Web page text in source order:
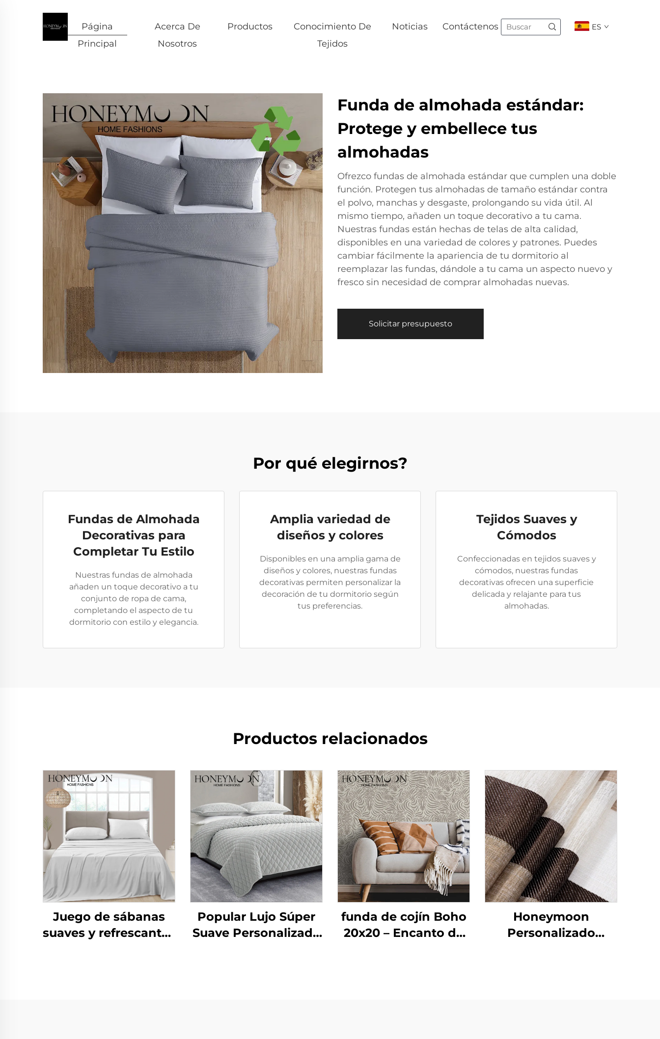
Página
Principal
Acerca De
Nosotros
Productos
Conocimiento De
Tejidos
Noticias Contáctenos ES
Funda de almohada estándar:
Protege y embellece tus
almohadas
Ofrezco fundas de almohada estándar que cumplen una doble
función. Protegen tus almohadas de tamaño estándar contra
el polvo, manchas y desgaste, prolongando su vida útil. Al
mismo tiempo, añaden un toque decorativo a tu cama.
Nuestras fundas están hechas de telas de alta calidad,
disponibles en una variedad de colores y patrones. Puedes
cambiar fácilmente la apariencia de tu dormitorio al
reemplazar las fundas, dándole a tu cama un aspecto nuevo y
fresco sin necesidad de comprar almohadas nuevas.
Solicitar presupuesto
Por qué elegirnos?
Fundas de Almohada
Decorativas para
Completar Tu Estilo
Nuestras fundas de almohada
añaden un toque decorativo a tu
conjunto de ropa de cama,
completando el aspecto de tu
dormitorio con estilo y elegancia.
Amplia variedad de
diseños y colores
Disponibles en una amplia gama de
diseños y colores, nuestras fundas
decorativas permiten personalizar la
decoración de tu dormitorio según
tus preferencias.
Tejidos Suaves y
Cómodos
Confeccionadas en tejidos suaves y
cómodos, nuestras fundas
decorativas ofrecen una superficie
delicada y relajante para tus
almohadas.
Productos relacionados
Juego de sábanas
suaves y refrescantes
Popular Lujo Súper
Suave Personalizado
funda de cojín Boho
20x20 – Encanto de
Honeymoon
Personalizado